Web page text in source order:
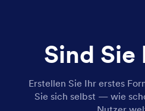
Sind
Erstellen Sie Ihr erstes
Sie sich selbst — wie